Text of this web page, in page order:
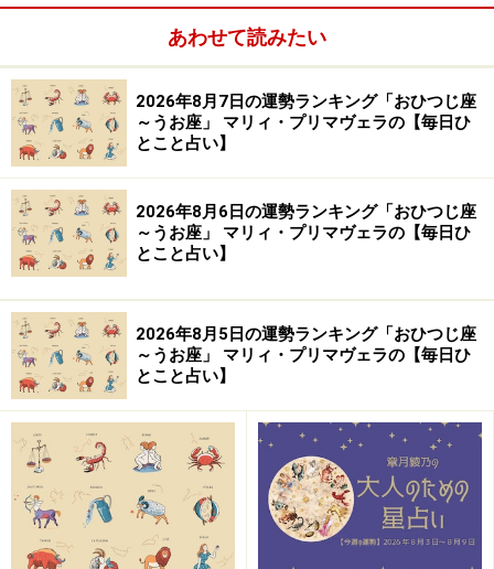
占い師。タロットやオラクルカード、四柱推命などを使
って鑑定や執筆を行っている。会社員やフリーランス、
結婚や離婚、子育てなど自らの人生経験を踏まえた占い
はより深い共感を呼び、的確な助言をもらえると好評。
「自分はどこに向かえばいいのか」迷える人たちをより
良い方向へ導く。
【イラスト】
岩本 あかり（Akari Iwamoto）
※記事内容は執筆時点のものです。最新の内容をご確認くださ
い。
【編集部おすすめの購入サイト】
Amazonで占い関連の商品をチェック！
楽天市場で占い関連の商品をチェック！
あわせて読みたい
2026年8月7日の運勢ランキング「おひつじ座
～うお座」 マリィ・プリマヴェラの【毎日ひ
とこと占い】
2026年8月6日の運勢ランキング「おひつじ座
～うお座」 マリィ・プリマヴェラの【毎日ひ
とこと占い】
2026年8月5日の運勢ランキング「おひつじ座
～うお座」 マリィ・プリマヴェラの【毎日ひ
とこと占い】